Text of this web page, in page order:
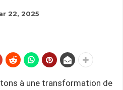
22, 2025
à une transformation de